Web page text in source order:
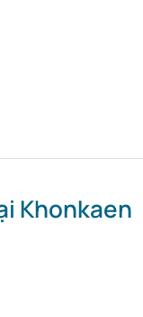
Khonkaen